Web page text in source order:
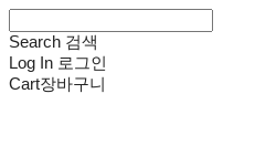
Search 검색
Log In 로그인
Cart장바구니